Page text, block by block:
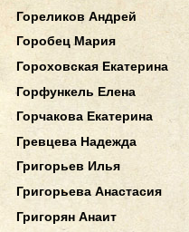
Гореликов Андрей
Горобец Мария
Гороховская Екатерина
Горфункель Елена
Горчакова Екатерина
Гревцева Надежда
Григорьев Илья
Григорьева Анастасия
Григорян Анаит